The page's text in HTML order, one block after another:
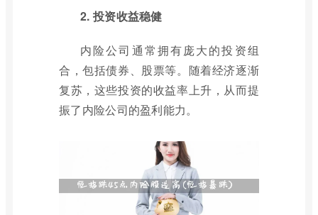
2. 投资收益稳健
内险公司通常拥有庞大的投资组
合，包括债券、股票等。随着经济逐渐
复苏，这些投资的收益率上升，从而提
振了内险公司的盈利能力。